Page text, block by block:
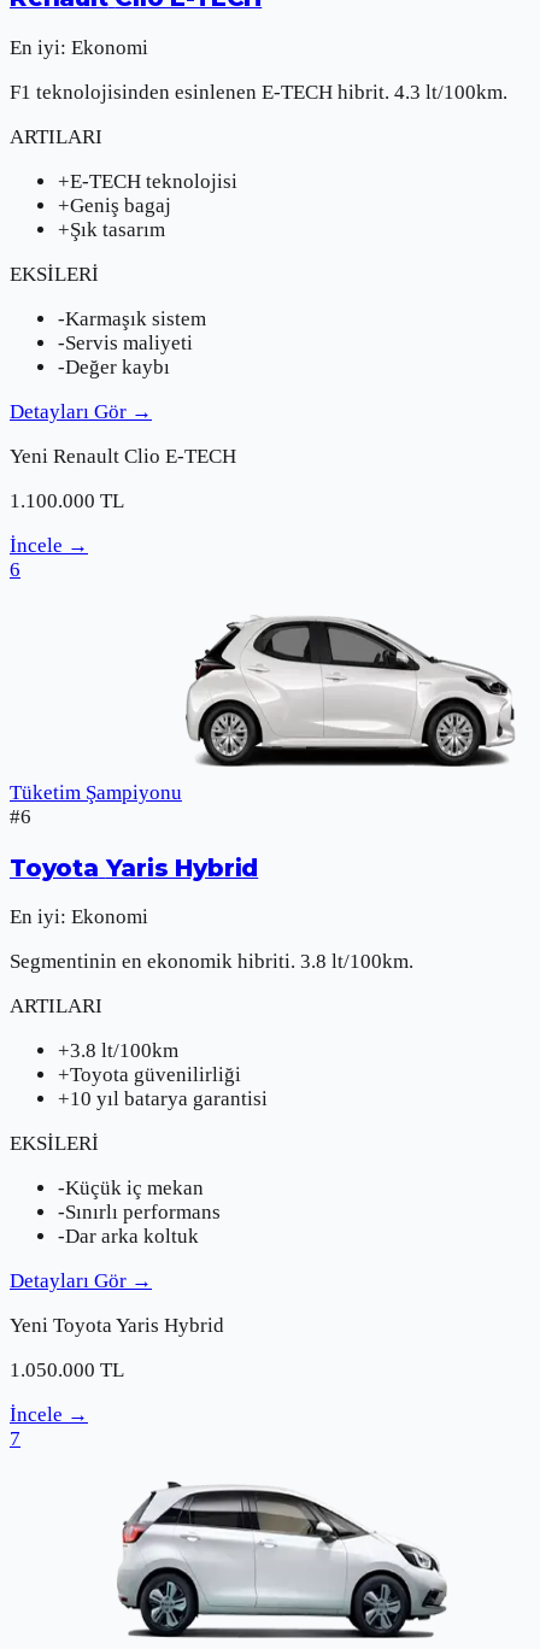
En iyi: Ekonomi
F1 teknolojisinden esinlenen E-TECH hibrit. 4.3 lt/100km.
ARTILARI
+E-TECH teknolojisi
+Geniş bagaj
+Şık tasarım
EKSİLERİ
-Karmaşık sistem
-Servis maliyeti
-Değer kaybı
Detayları Gör →
Yeni Renault Clio E-TECH
1.100.000 TL
İncele →
6
Tüketim Şampiyonu
#6
Toyota Yaris Hybrid
En iyi: Ekonomi
Segmentinin en ekonomik hibriti. 3.8 lt/100km.
ARTILARI
+3.8 lt/100km
+Toyota güvenilirliği
+10 yıl batarya garantisi
EKSİLERİ
-Küçük iç mekan
-Sınırlı performans
-Dar arka koltuk
Detayları Gör →
Yeni ToyotaYaris Hybrid
1.050.000 TL
İncele →
7